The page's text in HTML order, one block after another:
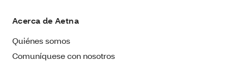
Acerca de Aetna
Quiénes somos
Comuníquese con nosotros